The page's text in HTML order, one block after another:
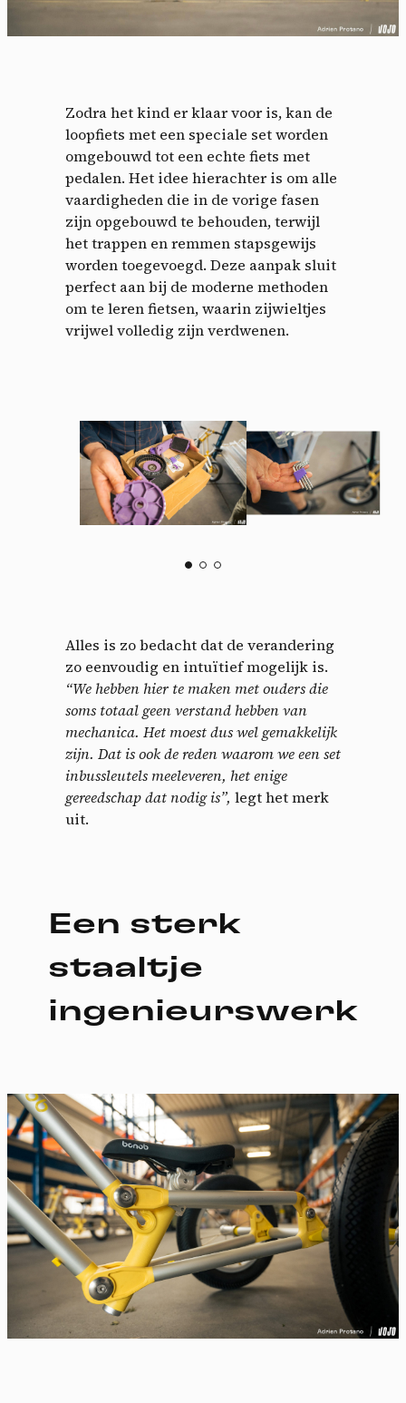
Zodra het kind er klaar voor is, kan de
loopfiets met een speciale set worden
omgebouwd tot een echte fiets met
pedalen. Het idee hierachter is om alle
vaardigheden die in de vorige fasen
zijn opgebouwd te behouden, terwijl
het trappen en remmen stapsgewijs
worden toegevoegd. Deze aanpak sluit
perfect aan bij de moderne methoden
om te leren fietsen, waarin zijwieltjes
vrijwel volledig zijn verdwenen.
Alles is zo bedacht dat de verandering
zo eenvoudig en intuïtief mogelijk is.
“We hebben hier te maken met ouders die
soms totaal geen verstand hebben van
mechanica. Het moest dus wel gemakkelijk
zijn. Dat is ook de reden waarom we een set
inbussleutels meeleveren, het enige
gereedschap dat nodig is”, legt het merk
uit.
Een sterk
staaltje
ingenieurswerk